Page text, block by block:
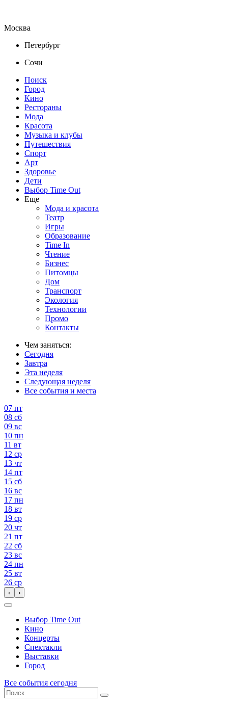
Москва
Петербург
Сочи
Поиск
Город
Кино
Рестораны
Мода
Красота
Музыка и клубы
Путешествия
Спорт
Арт
Здоровье
Дети
Выбор Time Out
Еще
Мода и красота
Театр
Игры
Образование
Time In
Чтение
Бизнес
Питомцы
Дом
Транспорт
Экология
Технологии
Промо
Контакты
Чем заняться:
Сегодня
Завтра
Эта неделя
Следующая неделя
Все события и места
07 пт
08 сб
09 вс
10 пн
11 вт
12 ср
13 чт
14 пт
15 сб
16 вс
17 пн
18 вт
19 ср
20 чт
21 пт
22 сб
23 вс
24 пн
25 вт
26 ср
‹ ›
Выбор Time Out
Кино
Концерты
Спектакли
Выставки
Город
Все события сегодня